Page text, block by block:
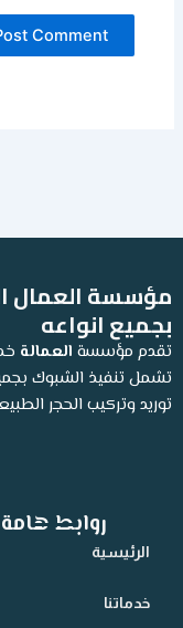
مؤسسة العمال
بجميع انواعه
تقدم مؤسسة العمالة
تشمل تنفيذ الشبوك
توريد وتركيب الحجر
روابط هامة
الرئيسية
خدماتنا